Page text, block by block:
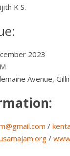
K S.
2023
Avenue,
/
/